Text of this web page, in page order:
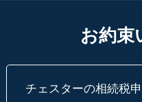
お約束
チェスターの相続税